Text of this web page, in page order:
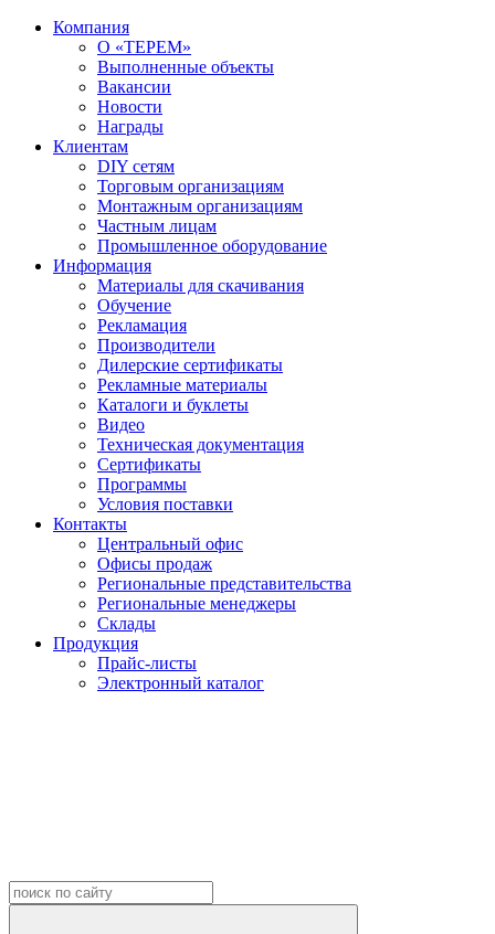
Компания
О «ТЕРЕМ»
Выполненные объекты
Вакансии
Новости
Награды
Клиентам
DIY сетям
Торговым организациям
Монтажным организациям
Частным лицам
Промышленное оборудование
Информация
Материалы для скачивания
Обучение
Рекламация
Производители
Дилерские сертификаты
Рекламные материалы
Каталоги и буклеты
Видео
Техническая документация
Сертификаты
Программы
Условия поставки
Контакты
Центральный офис
Офисы продаж
Региональные представительства
Региональные менеджеры
Склады
Продукция
Прайс-листы
Электронный каталог